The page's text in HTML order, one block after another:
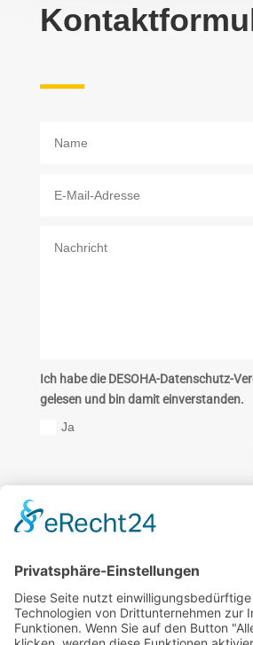
Ich habe die DESOHA-Datenschutz-
gelesen und bin damit einverstanden.
Ja
Photovoltaik-Komponenten
Wir liefern Ihnen
(Solarmodule, Wechselrichter,
Unterkonstruktion und mehr)
Sie zusammengestellte System.